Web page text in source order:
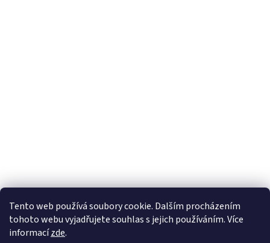
Tento web používá soubory cookie. Dalším procházením
tohoto webu vyjadřujete souhlas s jejich používáním. Více
informacízde.